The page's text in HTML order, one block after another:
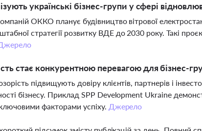
українські бізнес-групи у сфері
ОККО планує будівництво вітрової
стратегії розвитку ВДЕ до 2030 року. Такі
стає конкурентною перевагою для бізнес-
підвищують довіру клієнтів, партнерів і
бізнесу. Приклад SPP Development Ukraine
ключовими факторами успіху. Джерело